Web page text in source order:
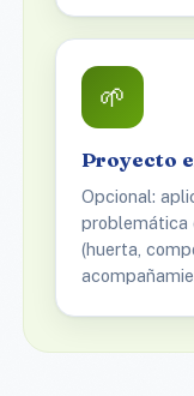
🌱
Proyecto
Opcional:
problemática
(huerta,